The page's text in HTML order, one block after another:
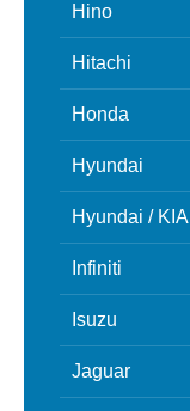
Hino
Hitachi
Honda
Hyundai
Hyundai / KIA
Infiniti
Isuzu
Jaguar